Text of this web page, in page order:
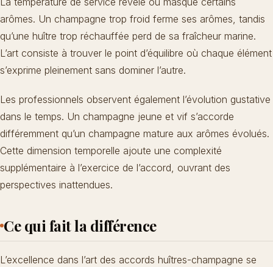
arômes. Un champagne trop froid ferme ses arômes, tandis
qu’une huître trop réchauffée perd de sa fraîcheur marine.
L’art consiste à trouver le point d’équilibre où chaque élément
s’exprime pleinement sans dominer l’autre.
Les professionnels observent également l’évolution gustative
dans le temps. Un champagne jeune et vif s’accorde
différemment qu’un champagne mature aux arômes évolués.
Cette dimension temporelle ajoute une complexité
supplémentaire à l’exercice de l’accord, ouvrant des
perspectives inattendues.
Ce qui fait la différence
L’excellence dans l’art des accords huîtres-champagne se